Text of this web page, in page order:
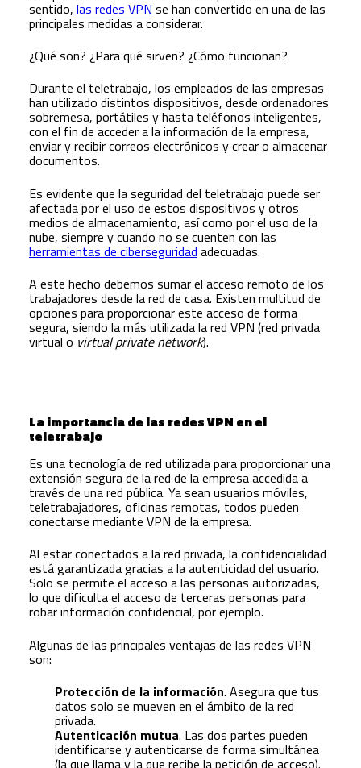
sentido, las redes VPN se han convertido en una de las
principales medidas a considerar.
¿Qué son? ¿Para qué sirven? ¿Cómo funcionan?
Durante el teletrabajo, los empleados de las empresas
han utilizado distintos dispositivos, desde ordenadores
sobremesa, portátiles y hasta teléfonos inteligentes,
con el fin de acceder a la información de la empresa,
enviar y recibir correos electrónicos y crear o almacenar
documentos.
Es evidente que la seguridad del teletrabajo puede ser
afectada por el uso de estos dispositivos y otros
medios de almacenamiento, así como por el uso de la
nube, siempre y cuando no se cuenten con las
herramientas de ciberseguridad adecuadas.
A este hecho debemos sumar el acceso remoto de los
trabajadores desde la red de casa. Existen multitud de
opciones para proporcionar este acceso de forma
segura, siendo la más utilizada la red VPN (red privada
virtual o virtual private network).
La importancia de las redes VPN en el
teletrabajo
Es una tecnología de red utilizada para proporcionar una
extensión segura de la red de la empresa accedida a
través de una red pública. Ya sean usuarios móviles,
teletrabajadores, oficinas remotas, todos pueden
conectarse mediante VPN de la empresa.
Al estar conectados a la red privada, la confidencialidad
está garantizada gracias a la autenticidad del usuario.
Solo se permite el acceso a las personas autorizadas,
lo que dificulta el acceso de terceras personas para
robar información confidencial, por ejemplo.
Algunas de las principales ventajas de las redes VPN
son:
Protección de la información. Asegura que tus
datos solo se mueven en el ámbito de la red
privada.
Autenticación mutua. Las dos partes pueden
identificarse y autenticarse de forma simultánea
(la que llama y la que recibe la petición de acceso).